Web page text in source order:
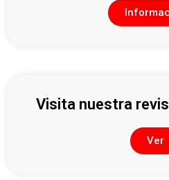
Visita nuestra
Ver